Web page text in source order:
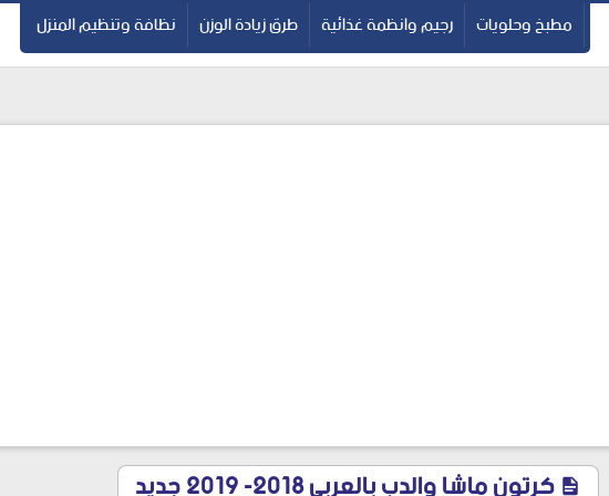
مطبخ وحلويات رجيم وانظمة غذائية طرق زيادة الوزن نظافة وتنظيم المنزل